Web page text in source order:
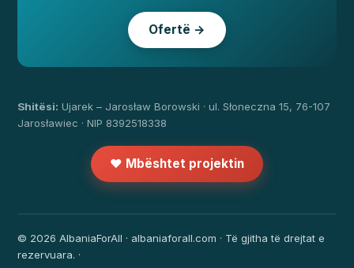
Ofertë →
Shitësi: Ujarek – Jarosław Borowski · ul. Słoneczna 15, 76-107
Jarosławiec · NIP 8392518338
❤️ Mbështet projektin
© 2026 AlbaniaForAll · albaniaforall.com · Të gjitha të drejtat e
rezervuara. ·